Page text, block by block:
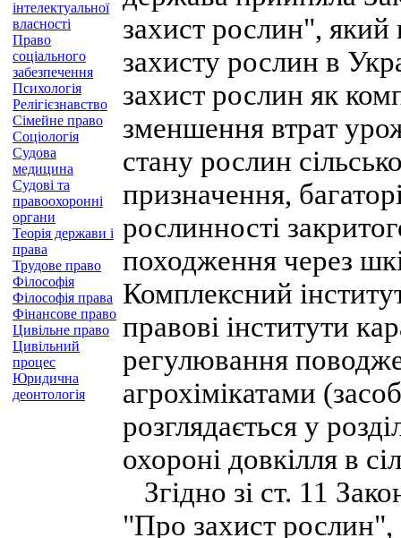
інтелектуальної
власності
Право
соціального
забезпечення
Психологія
Релігієзнавство
Сімейне право
Соціологія
Судова
медицина
Судові та
правоохоронні
органи
Теорія держави і
права
Трудове право
Філософія
Філософія права
Фінансове право
Цивільне право
Цивільний
процес
Юридична
деонтологія
захист рослин", який
захисту рослин в
захист рослин як
зменшення втрат
стану рослин
призначення,
рослинності
походження через
Комплексний
правові інститути
регулювання
агрохімікатами
розглядається у
охороні довкілля в
Згідно зі ст. 11
"Про захист